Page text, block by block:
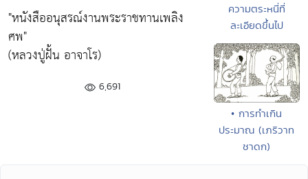
"หนังสืออนุสรณ์งานพระราชทานเพลิง
ศพ"
(หลวงปู่ฝั้น อาจาโร)
6,691
ความตระหนี่ที่
ละเอียดขึ้นไป
• การทำเกิน
ประมาณ (เภริวาท
ชาดก)